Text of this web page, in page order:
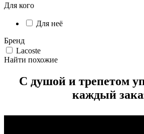
Для кого
Для неё
Бренд
Lacoste
Найти похожие
С душой и трепетом
каждый